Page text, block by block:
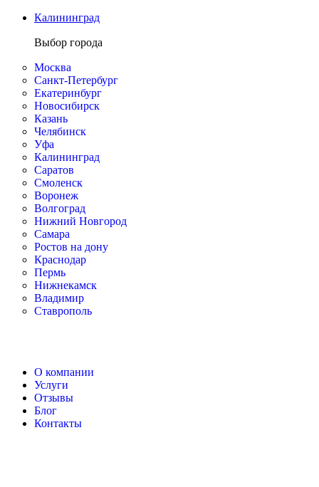
Калининград
Выбор города
Москва
Санкт-Петербург
Екатеринбург
Новосибирск
Казань
Челябинск
Уфа
Калининград
Саратов
Смоленск
Воронеж
Волгоград
Нижний Новгород
Самара
Ростов на дону
Краснодар
Пермь
Нижнекамск
Владимир
Ставрополь
О компании
Услуги
Отзывы
Блог
Контакты